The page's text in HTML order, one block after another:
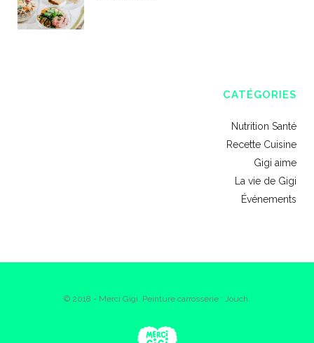
CATÉGORIES
Nutrition Santé
Recette Cuisine
Gigi aime
La vie de Gigi
Événements
© 2018 - Merci Gigi. Peinture carrosserie : Jouch.